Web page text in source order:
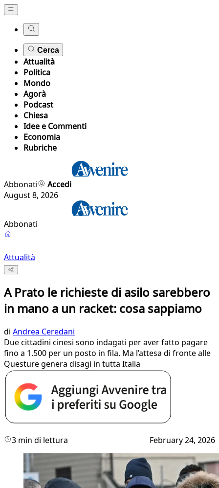
Cerca
Attualità
Politica
Mondo
Agorà
Podcast
Chiesa
Idee e Commenti
Economia
Rubriche
Abbonati
Accedi
August 8, 2026
Abbonati
Attualità
A Prato le richieste di asilo sarebbero
in mano a un racket: cosa sappiamo
di Andrea Ceredani
Due cittadini cinesi sono indagati per aver fatto pagare
fino a 1.500 per un posto in fila. Ma l’attesa di fronte alle
Questure genera disagi in tutta Italia
3 min di lettura February 24, 2026